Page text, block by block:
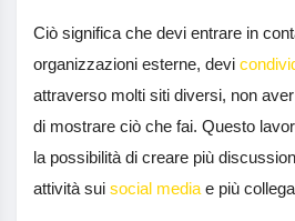
Ciò significa che devi entrare in
organizzazioni esterne, devi
attraverso molti siti diversi, non
di mostrare ciò che fai. Questo
la possibilità di creare più
attività sui social media e più